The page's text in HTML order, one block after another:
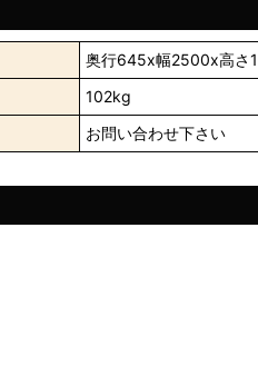
奥行645x幅2500x高さ
102kg
お問い合わせ下さい